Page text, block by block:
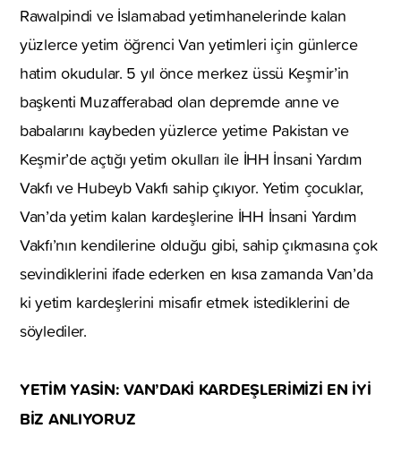
Rawalpindi ve İslamabad yetimhanelerinde kalan
yüzlerce yetim öğrenci Van yetimleri için günlerce
hatim okudular. 5 yıl önce merkez üssü Keşmir’in
başkenti Muzafferabad olan depremde anne ve
babalarını kaybeden yüzlerce yetime Pakistan ve
Keşmir’de açtığı yetim okulları ile İHH İnsani Yardım
Vakfı ve Hubeyb Vakfı sahip çıkıyor. Yetim çocuklar,
Van’da yetim kalan kardeşlerine İHH İnsani Yardım
Vakfı’nın kendilerine olduğu gibi, sahip çıkmasına çok
sevindiklerini ifade ederken en kısa zamanda Van’da
ki yetim kardeşlerini misafir etmek istediklerini de
söylediler.
YETİM YASİN: VAN’DAKİ KARDEŞLERİMİZİ EN İYİ
BİZ ANLIYORUZ